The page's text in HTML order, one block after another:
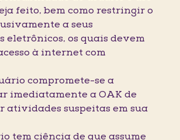
feito, bem como restringir o
a seus
eletrônicos, os quais devem
à internet com
compromete-se a
imediatamente a OAK de
atividades suspeitas em sua
tem ciência de que assume